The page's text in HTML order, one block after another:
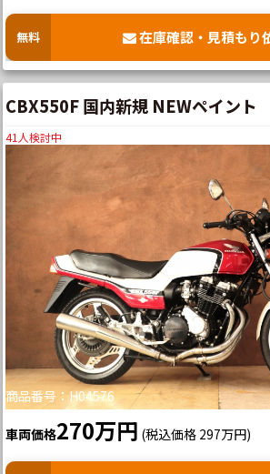
無料 在庫確認・見積もり
CBX550F 国内新規 NEWペイント
41 人検討中
商品番号：H04576
車両価格270万円 (税込価格 297万円)